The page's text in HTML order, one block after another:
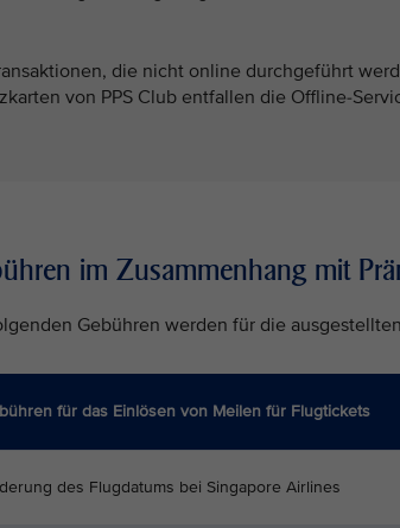
die nicht online durchgeführt
von PPS Club entfallen die Offline-
im Zusammenhang mit
Gebühren werden für die
für das Einlösen von Meilen für Flugtickets
des Flugdatums bei Singapore Airlines